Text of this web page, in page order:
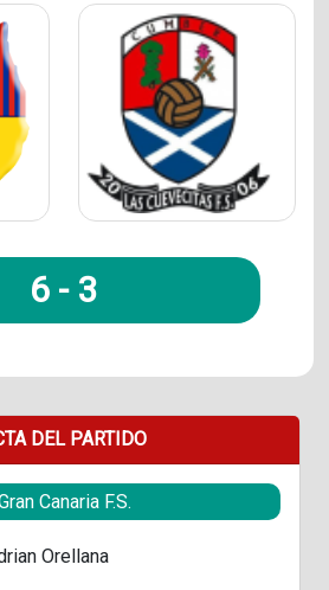
6 - 3
DEL PARTIDO
Canaria F.S.
Orellana